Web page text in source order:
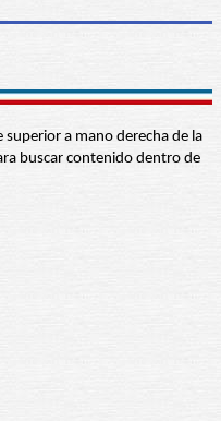
a mano derecha de la
buscar contenido dentro de